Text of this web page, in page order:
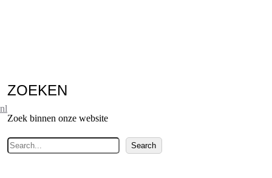
ZOEKEN
Zoek binnen onze website
Z
Search